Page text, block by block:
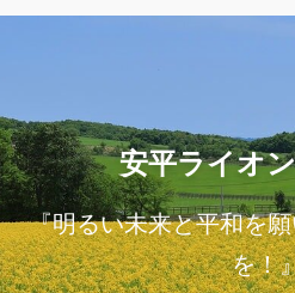
安平ライオ
『明るい未来と平和を
を！